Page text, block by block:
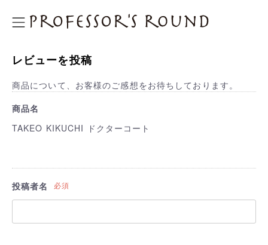
プロフェッサーズラウンド
レビューを投稿
商品について、お客様のご感想をお待ちしております。
商品名
TAKEO KIKUCHI ドクターコート
投稿者名 必須